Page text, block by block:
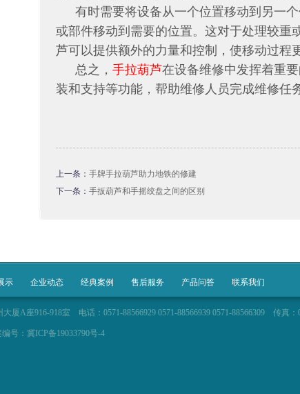
有时需要将设备从一个位置移动到另一
或部件移动到需要的位置。这对于处理较重
芦可以提供额外的力量和控制，使移动过程
总之， 手拉葫芦在设备维修中发挥着重
装和支持等功能，帮助维修人员完成维修任
上一条： 手牌手拉葫芦助力地铁的修建
下一条： 手扳葫芦和手摇绞盘之间的区别
示 企业动态 经典案例 售后服务 产品问答 联系我们
厦A座916-918室 电话：0571-88566929 0571-88566939 0571-88566309 传真：
号：冀ICP备19033790号-4